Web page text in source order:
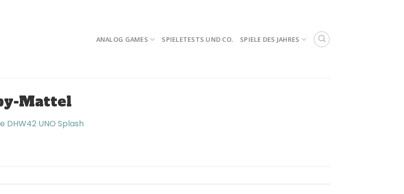
ANALOG GAMES SPIELETESTS UND CO. SPIELE DES JAHRES
Mattel
DHW42 UNO Splash